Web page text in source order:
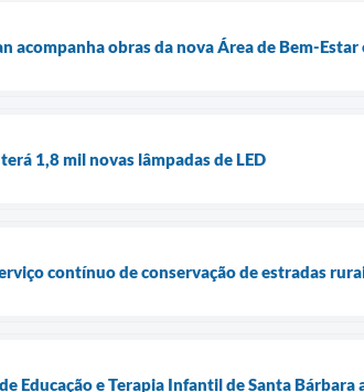
acompanha obras da nova Área de Bem-Estar
1,8 mil novas lâmpadas de LED
contínuo de conservação de estradas
Educação e Terapia Infantil de Santa